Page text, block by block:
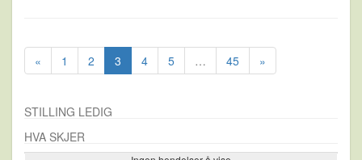
« 1 2 3 4 5 … 45 »
STILLING LEDIG
HVA SKJER